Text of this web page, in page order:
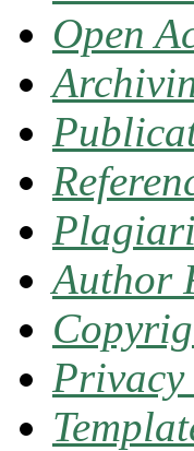
Open
Author
Privacy